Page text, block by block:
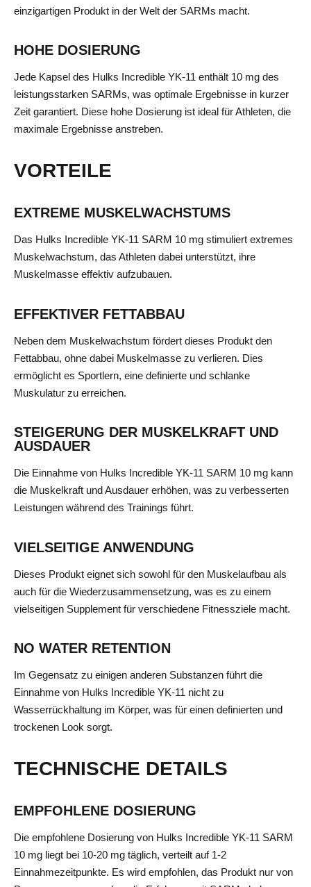
einzigartigen Produkt in der Welt der SARMs macht.
HOHE DOSIERUNG
Jede Kapsel des Hulks Incredible YK-11 enthält 10 mg des
leistungsstarken SARMs, was optimale Ergebnisse in kurzer
Zeit garantiert. Diese hohe Dosierung ist ideal für Athleten, die
maximale Ergebnisse anstreben.
VORTEILE
EXTREME MUSKELWACHSTUMS
Das Hulks Incredible YK-11 SARM 10 mg stimuliert extremes
Muskelwachstum, das Athleten dabei unterstützt, ihre
Muskelmasse effektiv aufzubauen.
EFFEKTIVER FETTABBAU
Neben dem Muskelwachstum fördert dieses Produkt den
Fettabbau, ohne dabei Muskelmasse zu verlieren. Dies
ermöglicht es Sportlern, eine definierte und schlanke
Muskulatur zu erreichen.
STEIGERUNG DER MUSKELKRAFT UND
AUSDAUER
Die Einnahme von Hulks Incredible YK-11 SARM 10 mg kann
die Muskelkraft und Ausdauer erhöhen, was zu verbesserten
Leistungen während des Trainings führt.
VIELSEITIGE ANWENDUNG
Dieses Produkt eignet sich sowohl für den Muskelaufbau als
auch für die Wiederzusammensetzung, was es zu einem
vielseitigen Supplement für verschiedene Fitnessziele macht.
NO WATER RETENTION
Im Gegensatz zu einigen anderen Substanzen führt die
Einnahme von Hulks Incredible YK-11 nicht zu
Wasserrückhaltung im Körper, was für einen definierten und
trockenen Look sorgt.
TECHNISCHE DETAILS
EMPFOHLENE DOSIERUNG
Die empfohlene Dosierung von Hulks Incredible YK-11 SARM
10 mg liegt bei 10-20 mg täglich, verteilt auf 1-2
Einnahmezeitpunkte. Es wird empfohlen, das Produkt nur von